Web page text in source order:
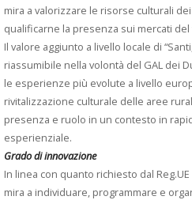
mira a valorizzare le risorse culturali
qualificarne la presenza sui mercati
Il valore aggiunto a livello locale di
riassumibile nella volontà del GAL dei
le esperienze più evolute a livello
rivitalizzazione culturale delle aree
presenza e ruolo in un contesto in
esperienziale.
Grado di innovazione
In linea con quanto richiesto dal
mira a individuare, programmare e